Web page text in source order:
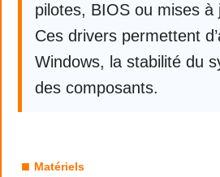
pilotes, BIOS ou mises
Ces drivers permettent
Windows, la stabilité du
des composants.
■ Matériels